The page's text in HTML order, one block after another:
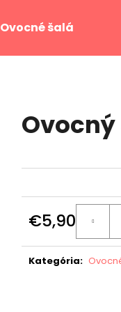
Ovocné šaláty
€5,90
Jednotková
cena:
Kategória: